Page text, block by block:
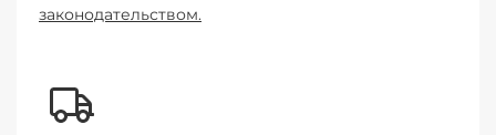
законодательством.